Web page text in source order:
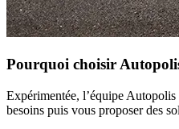
Pourquoi choisir
Expérimentée, l’équipe
besoins puis vous proposer des